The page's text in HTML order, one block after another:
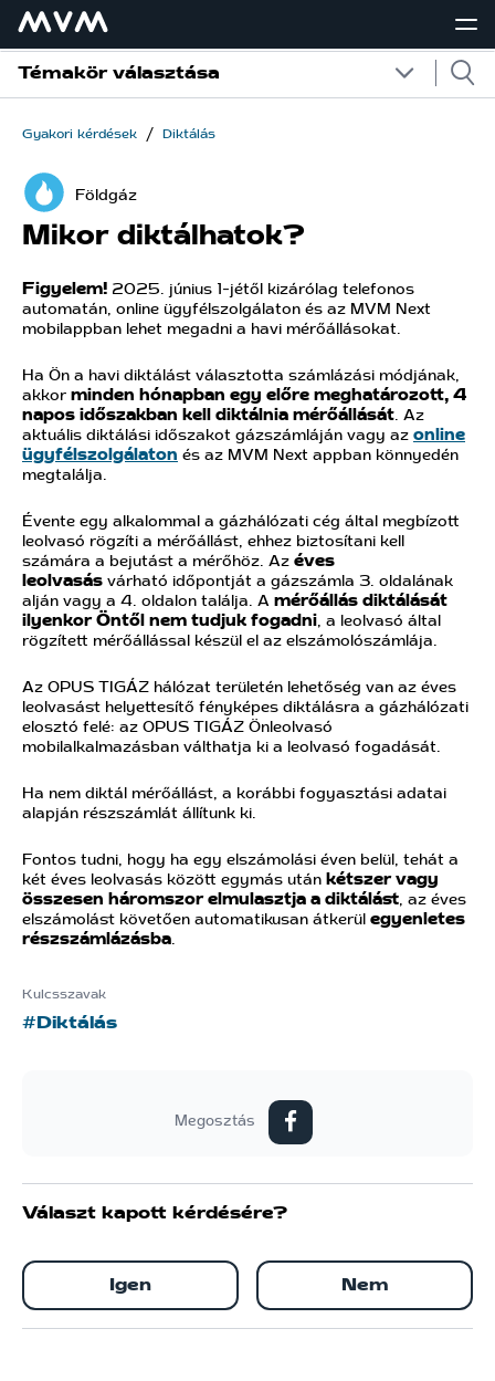
Témakör választása
Gyakori kérdések / Diktálás
Földgáz
Mikor diktálhatok?
Megosztás
Figyelem! 2025. június 1-jétől kizárólag telefonos
automatán, online ügyfélszolgálaton és az MVM Next
mobilappban lehet megadni a havi mérőállásokat.
Ha Ön a havi diktálást választotta számlázási módjának,
akkor minden hónapban egy előre meghatározott, 4
napos időszakban kell diktálnia mérőállását. Az
aktuális diktálási időszakot gázszámláján vagy az online
ügyfélszolgálaton és az MVM Next appban könnyedén
megtalálja.
Évente egy alkalommal a gázhálózati cég által megbízott
leolvasó rögzíti a mérőállást, ehhez biztosítani kell
számára a bejutást a mérőhöz. Az éves
leolvasás várható időpontját a gázszámla 3. oldalának
alján vagy a 4. oldalon találja. A mérőállás diktálását
ilyenkor Öntől nem tudjuk fogadni, a leolvasó által
rögzített mérőállással készül el az elszámolószámlája.
Az OPUS TIGÁZ hálózat területén lehetőség van az éves
leolvasást helyettesítő fényképes diktálásra a gázhálózati
elosztó felé: az OPUS TIGÁZ Önleolvasó
mobilalkalmazásban válthatja ki a leolvasó fogadását.
Ha nem diktál mérőállást, a korábbi fogyasztási adatai
alapján részszámlát állítunk ki.
Fontos tudni, hogy ha egy elszámolási éven belül, tehát a
két éves leolvasás között egymás után kétszer vagy
összesen háromszor elmulasztja a diktálást, az éves
elszámolást követően automatikusan átkerül egyenletes
részszámlázásba.
Kulcsszavak
#Diktálás
Választ kapott kérdésére?
Igen Nem